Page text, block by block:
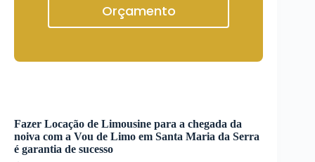
Orçamento
Fazer Locação de Limousine para a chegada da
noiva com a Vou de Limo em Santa Maria da Serra
é garantia de sucesso